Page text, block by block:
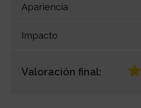
Apariencia
Impacto
Valoración final: